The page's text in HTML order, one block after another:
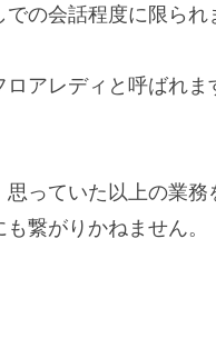
の会話程度に限られ
アレディと呼ばれま
っていた以上の業務
も繋がりかねません。